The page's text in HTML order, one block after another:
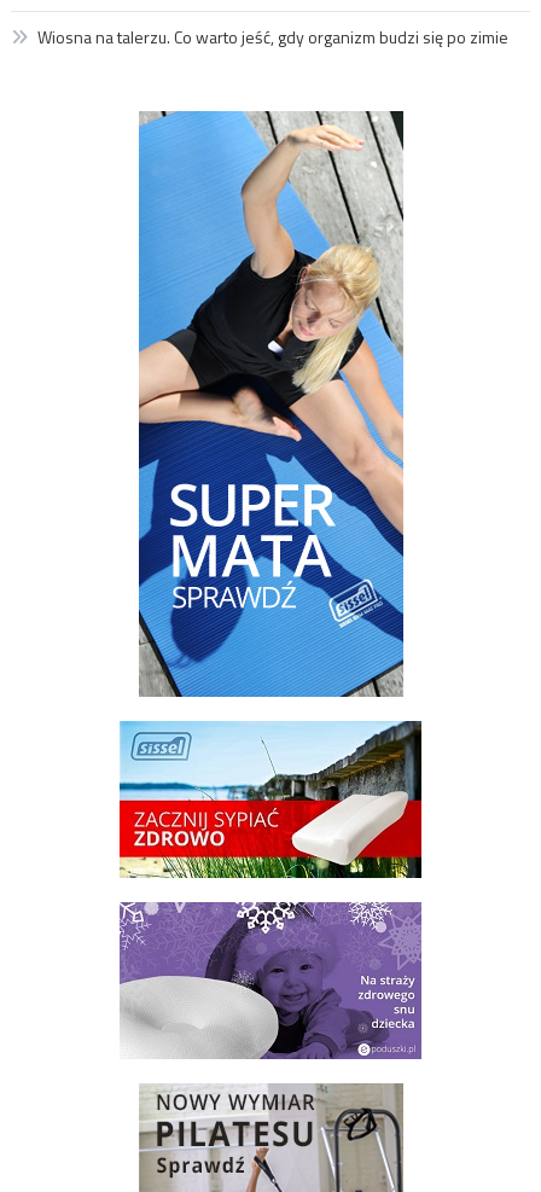
Wiosna na talerzu. Co warto jeść, gdy organizm budzi się po zimie